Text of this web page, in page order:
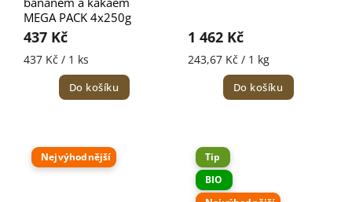
MEGA PACK 4x250g
437 Kč
437 Kč / 1 ks
Do košíku
1 462 Kč
243,67 Kč / 1 kg
Do košíku
Nejvýhodnější
Tip
BIO